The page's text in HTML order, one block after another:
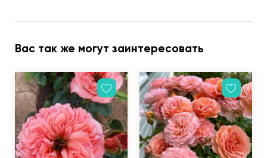
Вас так же могут заинтересовать